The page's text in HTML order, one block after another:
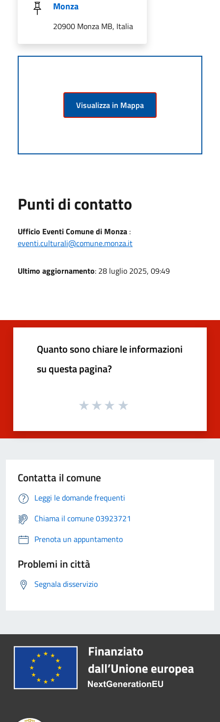
Monza
20900 Monza MB, Italia
Visualizza in Mappa
Punti di contatto
Ufficio Eventi Comune di Monza :
eventi.culturali@comune.monza.it
Ultimo aggiornamento: 28 luglio 2025, 09:49
Quanto sono chiare le informazioni
su questa pagina?
Contatta il comune
Leggi le domande frequenti
Chiama il comune 03923721
Prenota un appuntamento
Problemi in città
Segnala disservizio